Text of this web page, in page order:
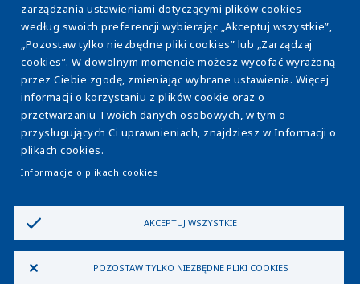
Model ESCO
Strefa wiedzy
Kontakt
Policy
Polityka prywatności
Informacja o plikach cookies
Etyka i Compliance Ustawienia Cookies
©2024 VEOLIA WODA POLSKA
zarządzania ustawieniami dotyczącymi plików cookies
według swoich preferencji wybierając „Akceptuj wszystkie”,
„Pozostaw tylko niezbędne pliki cookies” lub „Zarządzaj
cookies”. W dowolnym momencie możesz wycofać wyrażoną
przez Ciebie zgodę, zmieniając wybrane ustawienia. Więcej
informacji o korzystaniu z plików cookie oraz o
przetwarzaniu Twoich danych osobowych, w tym o
przysługujących Ci uprawnieniach, znajdziesz w Informacji o
plikach cookies.
Informacje o plikach cookies
POZOSTAW TYLKO NIEZBĘDNE PLIKI COOKIES
AKCEPTUJ WSZYSTKIE